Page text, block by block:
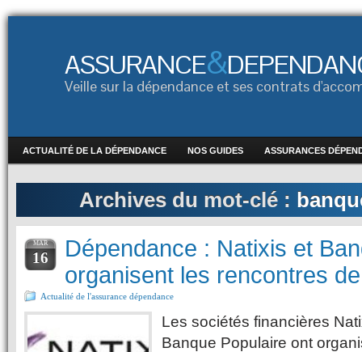
ASSURANCE&
Veille sur la dépendance et ses contrats
ACTUALITÉ DE LA DÉPENDANCE NOS GUIDES ASSURANCES
Archives du mot-clé :
MAR
16
Dépendance : Natixis et
organisent les rencontres de
Actualité de l'assurance dépendance
Les sociétés financières
Banque Populaire ont